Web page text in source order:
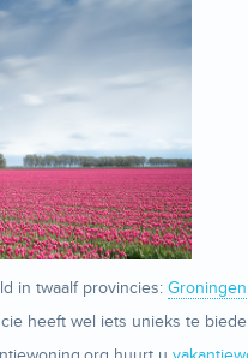
in twaalf provincies: Groningen
heeft wel iets unieks te